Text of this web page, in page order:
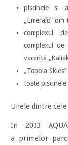
piscinele si
„Emerald” din
complexul
complexul de
vacanta
„Topola
toate
Unele dintre
In 2003
a primelor